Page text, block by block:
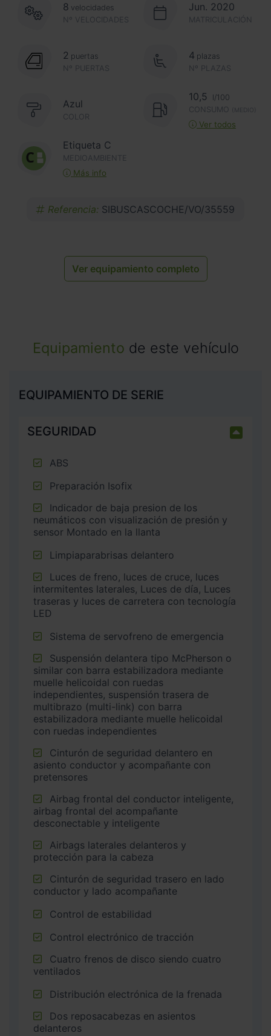
Nº VELOCIDADES
8 velocidades Jun. 2020
MATRICULACIÓN
Nº PUERTAS
2 puertas
Nº PLAZAS
4 plazas
Azul
COLOR
10,5
l/100
CONSUMO
(MEDIO)
Ver todos
Etiqueta C
MEDIOAMBIENTE
Más info
Referencia: SIBUSCASCOCHE/VO/35559
Ver equipamiento completo
Equipamiento de este vehículo
EQUIPAMIENTO DE SERIE
SEGURIDAD
ABS
Preparación Isofix
neumáticos con visualización de presión y
sensor Montado en la llanta
Limpiaparabrisas delantero
intermitentes laterales, Luces de día, Luces
traseras y luces de carretera con tecnología
LED
Sistema de servofreno de emergencia
similar con barra estabilizadora mediante
muelle helicoidal con ruedas
independientes, suspensión trasera de
multibrazo (multi-link) con barra
estabilizadora mediante muelle helicoidal
con ruedas independientes
asiento conductor y acompañante con
pretensores
airbag frontal del acompañante
desconectable y inteligente
protección para la cabeza
conductor y lado acompañante
Control de estabilidad
Control electrónico de tracción
ventilados
Distribución electrónica de la frenada
delanteros